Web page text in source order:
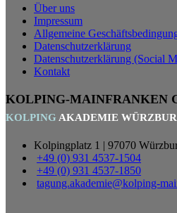
Über uns
Impressum
Allgemeine
Datenschutzerklärung
Datenschutzerklärung (Social
Kontakt
KOLPING-MAINFRANKEN
KOLPING AKADEMIE
Kolpingplatz 1 | 97070
+49 (0) 931 4537-1504
+49 (0) 931 4537-1850
tagung.akademie@kolping-